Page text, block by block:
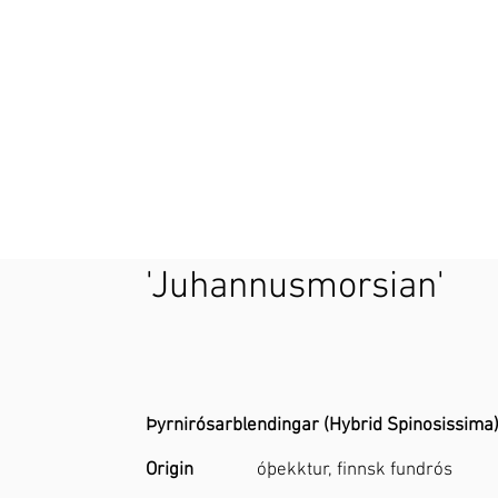
'Juhannusmorsian'
Þyrnirósarblendingar (Hybrid
Origin
óþekktur, finnsk fundrós